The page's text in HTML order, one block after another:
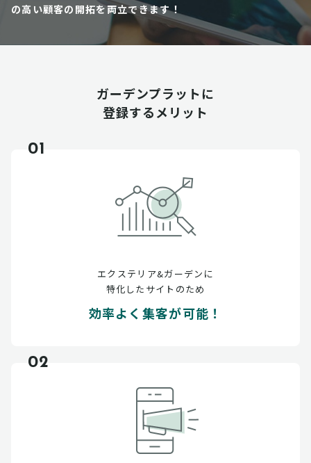
の高い顧客の開拓を両立できます！
ガーデンプラットに
登録するメリット
01
エクステリア&ガーデンに
特化したサイトのため
効率よく集客が可能！
02